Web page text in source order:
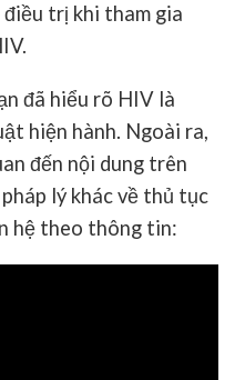
điều trị khi tham gia
đã hiểu rõ HIV là
hiện hành. Ngoài ra,
đến nội dung trên
lý khác về thủ tục
hệ theo thông tin: